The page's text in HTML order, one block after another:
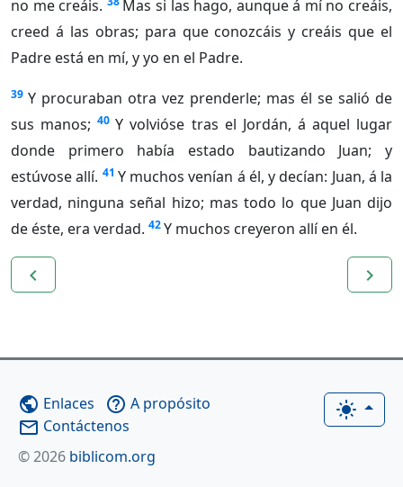
no me creáis.
Mas si las hago, aunque á mí no creáis,
creed á las obras; para que conozcáis y creáis que el
Padre está en mí, y yo en el Padre.
39 Y procuraban otra vez prenderle; mas él se salió de
sus manos; 40 Y volvióse tras el Jordán, á aquel lugar
donde primero había estado bautizando Juan; y
estúvose allí. 41 Y muchos venían á él, y decían: Juan, á la
verdad, ninguna señal hizo; mas todo lo que Juan dijo
de éste, era verdad. 42Y muchos creyeron allí en él.
navigate_before navigate_next
light_mode
public Enlaces help_outline A propósito
mail_outline Contáctenos
© 2026 biblicom.org